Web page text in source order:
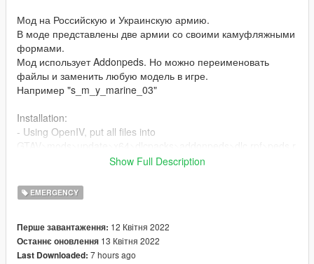
Мод на Российскую и Украинскую армию.
В моде представлены две армии со своими камуфляжными
формами.
Мод использует Addonpeds. Но можно переименовать
файлы и заменить любую модель в игре.
Например "s_m_y_marine_03"
Installation:
- Using OpenIV, put all files into
- Click "New Ped" input the name "RUS_Army" and
"UKR_Army"
- press REBUILD.
- Done!
Show Full Description
EMERGENCY
Перше завантаження: 12 Квітня 2022
Останнє оновлення 13 Квітня 2022
Last Downloaded: 7 hours ago